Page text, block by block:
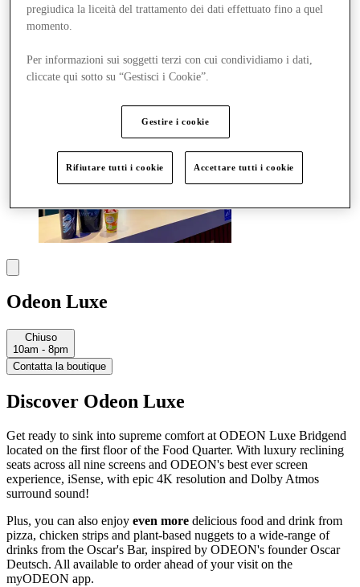
Altro
Odeon Luxe
Chiuso
10am - 8pm
Contatta la boutique
Discover Odeon Luxe
Get ready to sink into supreme comfort at ODEON Luxe Bridgend
located on the first floor of the Food Quarter. With luxury reclining
seats across all nine screens and ODEON's best ever screen
experience, iSense, with epic 4K resolution and Dolby Atmos
surround sound!
Plus, you can also enjoy even more delicious food and drink from
pizza, chicken strips and plant-based nuggets to a wide-range of
drinks from the Oscar's Bar, inspired by ODEON's founder Oscar
Deutsch. All available to order ahead of your visit on the
myODEON app.
pregiudica la liceità del trattamento dei dati effettuato fino a quel
momento.
Per informazioni sui soggetti terzi con cui condividiamo i dati,
cliccate qui sotto su “Gestisci i Cookie”.
Gestire i cookie
Rifiutare tutti i cookie Accettare tutti i cookie